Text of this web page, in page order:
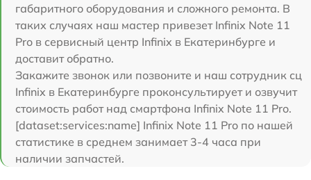
габаритного оборудования и сложного ремонта. В
таких случаях наш мастер привезет Infinix Note 11
Pro в сервисный центр Infinix в Екатеринбурге и
доставит обратно.
Закажите звонок или позвоните и наш сотрудник сц
Infinix в Екатеринбурге проконсультирует и озвучит
стоимость работ над смартфона Infinix Note 11 Pro.
[dataset:services:name] Infinix Note 11 Pro по нашей
статистике в среднем занимает 3-4 часа при
наличии запчастей.